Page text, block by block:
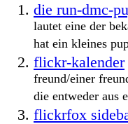
die run-dmc-
lautet eine der
hat ein kleines
flickr-kalender
freund/einer
die entweder aus
flickrfox